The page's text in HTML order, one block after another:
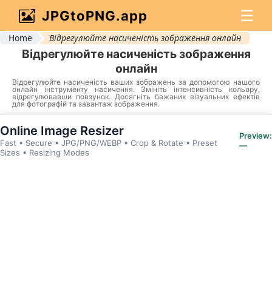
JPGtoPNG.app ☰
Home Відрегулюйте насиченість зображення онлайн
Відрегулюйте насиченість зображення
онлайн
Відрегулюйте насиченість ваших зображень за допомогою нашого
онлайн інструменту насичення. Змініть інтенсивність кольору,
відрегулювавши повзунок. Досягніть бажаних візуальних ефектів
для фотографій та завантаж зображення.
Online Image Resizer
Fast • Secure • JPG/PNG/WEBP • Crop & Rotate • Preset
Sizes • Resizing Modes
Preview:
—